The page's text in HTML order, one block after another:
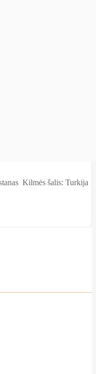
Kilmės šalis: Turkija